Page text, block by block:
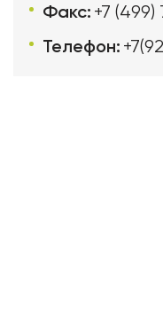
Факс: +7
Телефон: